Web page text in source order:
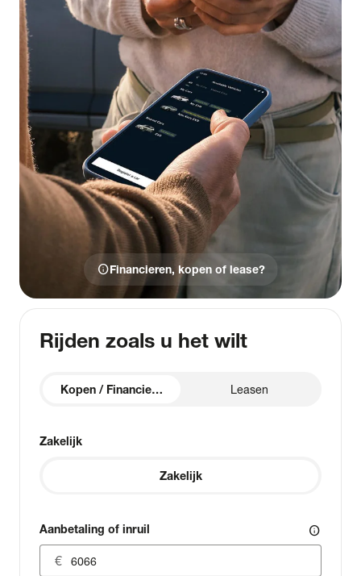
infoFinancieren, kopen of lease?
Rijden zoals u het wilt
Kopen / Financieren Leasen
Zakelijk
Zakelijk
Aanbetaling of inruil info